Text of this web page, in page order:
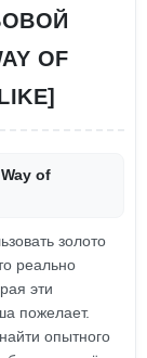
OF
of
золото
реально
эти
пожелает.
опытного